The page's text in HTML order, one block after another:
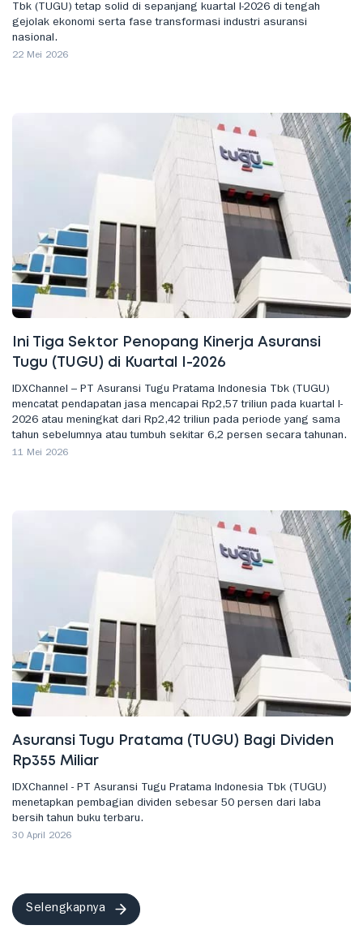
Tbk (TUGU) tetap solid di sepanjang kuartal I-2026 di tengah
gejolak ekonomi serta fase transformasi industri asuransi
nasional.
22 Mei 2026
Ini Tiga Sektor Penopang Kinerja Asuransi
Tugu (TUGU) di Kuartal I-2026
IDXChannel – PT Asuransi Tugu Pratama Indonesia Tbk (TUGU)
mencatat pendapatan jasa mencapai Rp2,57 triliun pada kuartal I-
2026 atau meningkat dari Rp2,42 triliun pada periode yang sama
tahun sebelumnya atau tumbuh sekitar 6,2 persen secara tahunan.
11 Mei 2026
Asuransi Tugu Pratama (TUGU) Bagi Dividen
Rp355 Miliar
IDXChannel - PT Asuransi Tugu Pratama Indonesia Tbk (TUGU)
menetapkan pembagian dividen sebesar 50 persen dari laba
bersih tahun buku terbaru.
30 April 2026
Selengkapnya